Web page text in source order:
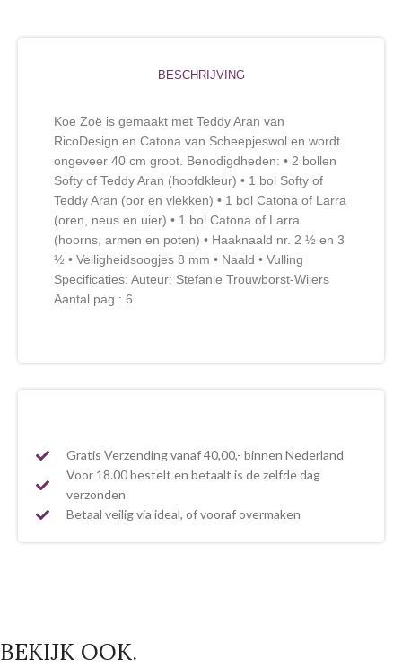
BESCHRIJVING
Koe Zoë is gemaakt met Teddy Aran van
RicoDesign en Catona van Scheepjeswol en wordt
ongeveer 40 cm groot. Benodigdheden: • 2 bollen
Softy of Teddy Aran (hoofdkleur) • 1 bol Softy of
Teddy Aran (oor en vlekken) • 1 bol Catona of Larra
(oren, neus en uier) • 1 bol Catona of Larra
(hoorns, armen en poten) • Haaknaald nr. 2 ½ en 3
½ • Veiligheidsoogjes 8 mm • Naald • Vulling
Specificaties: Auteur: Stefanie Trouwborst-Wijers
Aantal pag.: 6
Gratis Verzending vanaf 40,00,- binnen Nederland
Voor 18.00 bestelt en betaalt is de zelfde dag
verzonden
Betaal veilig via ideal, of vooraf overmaken
BEKIJK OOK.